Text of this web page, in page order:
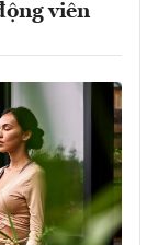
viên